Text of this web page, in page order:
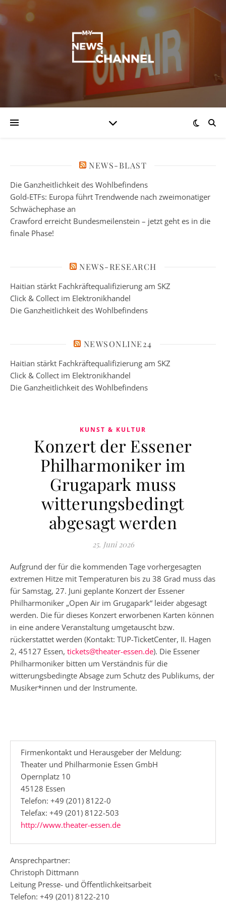
NEWS-BLAST
Die Ganzheitlichkeit des Wohlbefindens
Gold-ETFs: Europa führt Trendwende nach zweimonatiger
Schwächephase an
Crawford erreicht Bundesmeilenstein – jetzt geht es in die
finale Phase!
NEWS-RESEARCH
Haitian stärkt Fachkräftequalifizierung am SKZ
Click & Collect im Elektronikhandel
Die Ganzheitlichkeit des Wohlbefindens
NEWSONLINE24
Haitian stärkt Fachkräftequalifizierung am SKZ
Click & Collect im Elektronikhandel
Die Ganzheitlichkeit des Wohlbefindens
KUNST & KULTUR
Konzert der Essener
Philharmoniker im
Grugapark muss
witterungsbedingt
abgesagt werden
25. Juni 2026
Aufgrund der für die kommenden Tage vorhergesagten
extremen Hitze mit Temperaturen bis zu 38 Grad muss das
für Samstag, 27. Juni geplante Konzert der Essener
Philharmoniker „Open Air im Grugapark“ leider abgesagt
werden. Die für dieses Konzert erworbenen Karten können
in eine andere Veranstaltung umgetauscht bzw.
rückerstattet werden (Kontakt: TUP-TicketCenter, II. Hagen
2, 45127 Essen, tickets@theater-essen.de). Die Essener
Philharmoniker bitten um Verständnis für die
witterungsbedingte Absage zum Schutz des Publikums, der
Musiker*innen und der Instrumente.
Firmenkontakt und Herausgeber der Meldung:
Theater und Philharmonie Essen GmbH
Opernplatz 10
45128 Essen
Telefon: +49 (201) 8122-0
Telefax: +49 (201) 8122-503
http://www.theater-essen.de
Ansprechpartner:
Christoph Dittmann
Leitung Presse- und Öffentlichkeitsarbeit
Telefon: +49 (201) 8122-210